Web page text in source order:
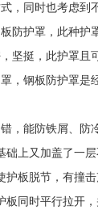
，同时也考虑到
防护罩，此种
坚挺，此护罩且
，钢板防护罩
，能防铁屑、防
础上又加盖了一
护板脱节，有撞
板同时平行拉开